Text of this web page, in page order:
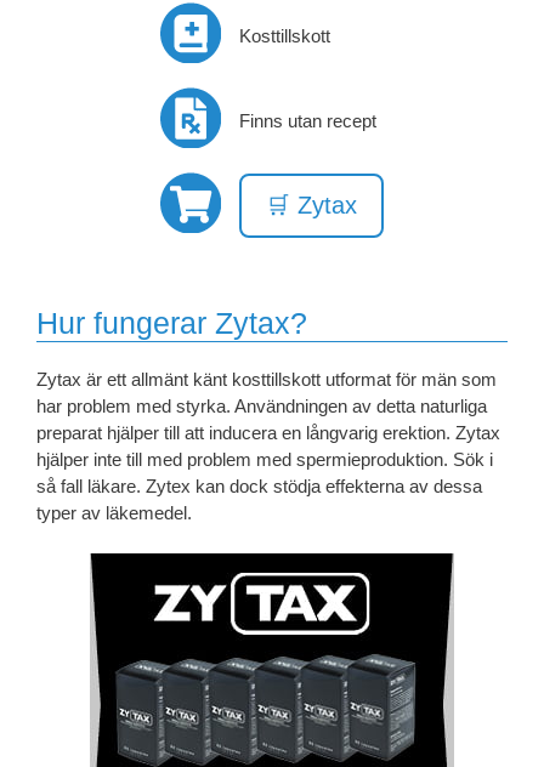
Kosttillskott
Finns utan recept
🛒 Zytax
Hur fungerar Zytax?
Zytax är ett allmänt känt kosttillskott utformat för män som
har problem med styrka. Användningen av detta naturliga
preparat hjälper till att inducera en långvarig erektion. Zytax
hjälper inte till med problem med spermieproduktion. Sök i
så fall läkare. Zytex kan dock stödja effekterna av dessa
typer av läkemedel.